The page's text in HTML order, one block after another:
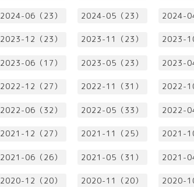
2024-06（23） 2024-05（23） 2024-
2023-12（23） 2023-11（23） 2023-
2023-06（17） 2023-05（23） 2023-
2022-12（27） 2022-11（31） 2022-
2022-06（32） 2022-05（33） 2022-
2021-12（27） 2021-11（25） 2021-
2021-06（26） 2021-05（31） 2021-
2020-12（20） 2020-11（20） 2020-